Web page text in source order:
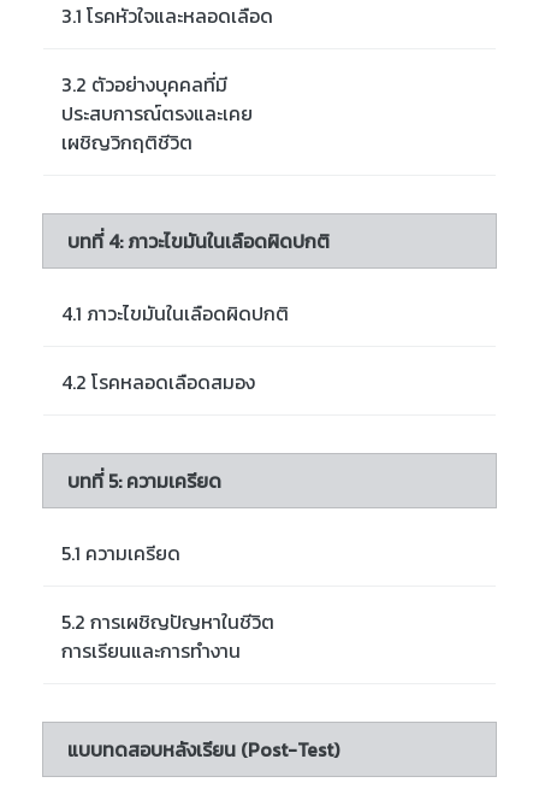
3.1 โรคหัวใจและหลอดเลือด
3.2 ตัวอย่างบุคคลที่มี
ประสบการณ์ตรงและเคย
เผชิญวิกฤติชีวิต
บทที่ 4: ภาวะไขมันในเลือดผิดปกติ
4.1 ภาวะไขมันในเลือดผิดปกติ
4.2 โรคหลอดเลือดสมอง
บทที่ 5: ความเครียด
5.1 ความเครียด
5.2 การเผชิญปัญหาในชีวิต
การเรียนและการทำงาน
แบบทดสอบหลังเรียน (Post-Test)